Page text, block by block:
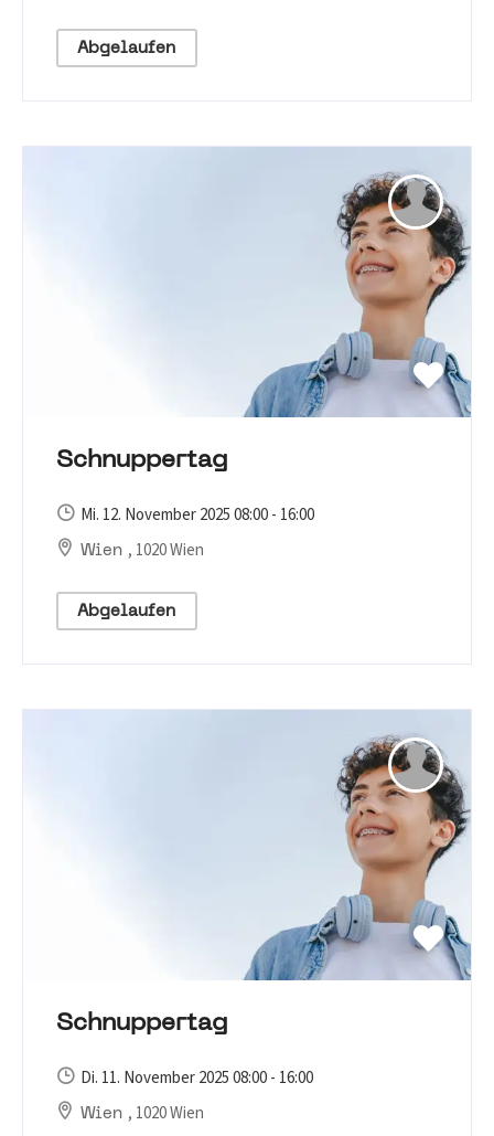
Abgelaufen
Schnuppertag
Mi. 12. November 2025 08:00 - 16:00
Wien , 1020 Wien
Abgelaufen
Schnuppertag
Di. 11. November 2025 08:00 - 16:00
Wien , 1020 Wien